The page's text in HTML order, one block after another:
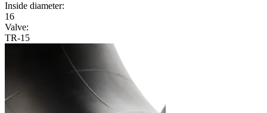
Inside diameter:
16
Valve:
TR-15